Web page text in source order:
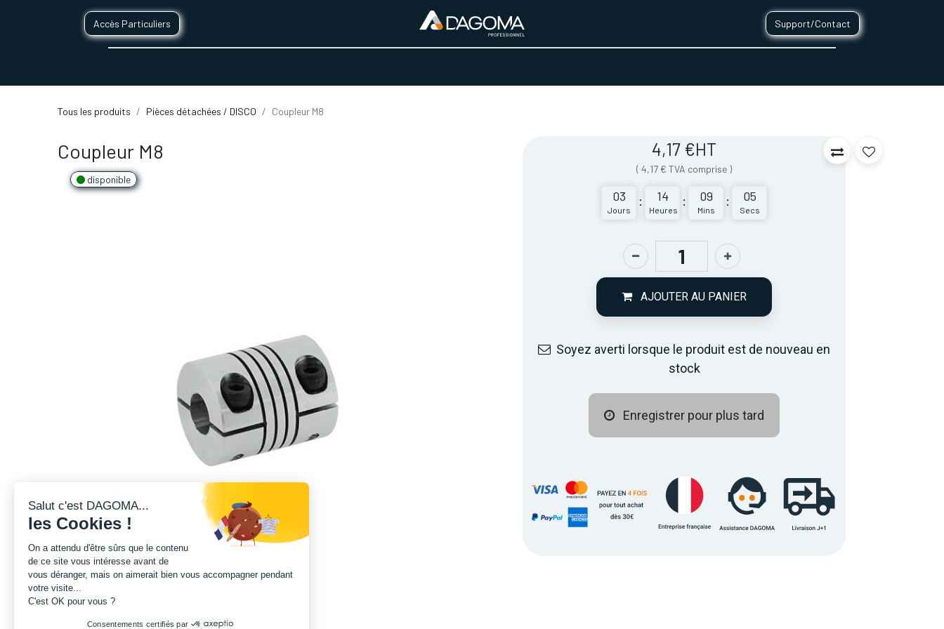
Accès Particuliers Support/Contact
Tous les produits Pièces détachées / DISCO Coupleur M8
Coupleur M8
disponible
4,17 €HT
(4,17 € TVA comprise )
03
Jours
: 14
Heures
: 09
Mins
: 05
Secs
AJOUTER AU PANIER
Soyez averti lorsque le produit est de nouveau en
stock
Enregistrer pour plus tard
Salut c'est DAGOMA...
les Cookies !
On a attendu d'être sûrs que le contenu
de ce site vous intéresse avant de
vous déranger, mais on aimerait bien vous accompagner pendant
votre visite...
C'est OK pour vous ?
Consentements certifiés par